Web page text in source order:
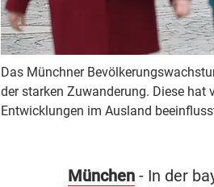
Das Münchner
der starken Zuwanderung. Diese
Entwicklungen im Ausland
München- In der